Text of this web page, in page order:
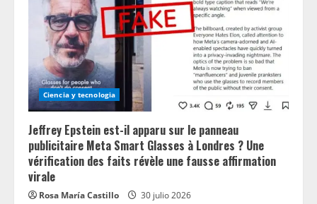
Ciencia y tecnologia
Jeffrey Epstein est-il apparu sur le panneau
publicitaire Meta Smart Glasses à Londres ? Une
vérification des faits révèle une fausse affirmation
virale
Rosa María Castillo 30 julio 2026